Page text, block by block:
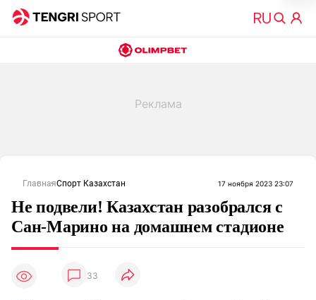
ГлавнаяСпорт Казахстан 17 ноября 2023 23:07
Не подвели! Казахстан разобрался с
Сан-Марино на домашнем стадионе
33